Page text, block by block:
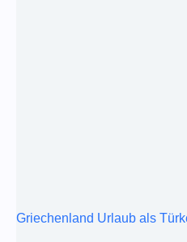
Griechenland Urlaub als